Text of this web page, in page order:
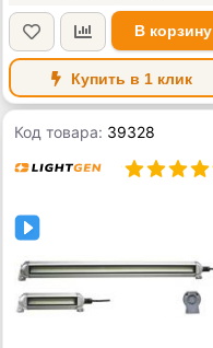
В корзину
Купить в 1 клик
Код товара: 39328